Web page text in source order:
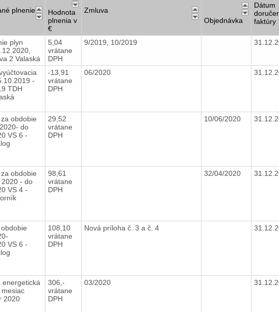
plnenie
Hodnota
plnenia v
€
Zmluva
Objednávka
Dátum
faktúry
plyn
2 Valaská
5,04
vrátane
DPH
9/2019, 10/2019
-
TDH
-13,91
vrátane
DPH
06/2020
obdobie
do
VS 6 -
29,52
vrátane
DPH
10/06/2020
obdobie
- do
VS 4 -
98,61
vrátane
DPH
32/04/2020
VS 6 -
108,10
vrátane
DPH
Nová príloha č. 3 a č. 4
energetická
2020
306,-
vrátane
DPH
03/2020